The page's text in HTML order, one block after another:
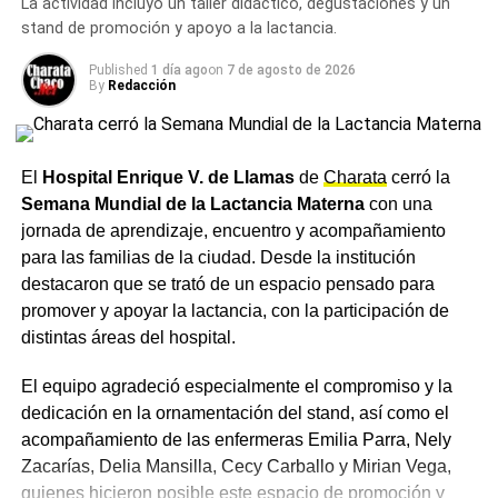
respetar
La guía pone especial énfasis en las normas de
convivencia.
Está prohibido consumir alcohol en la vía
pública
consumió. La edad mínima para comprar y consumir
alcohol es de
21 años , un límite más alto que en
Argentina. Los controles de seguridad en estadios y sitios
turísticos suelen ser estrictos. La Cancillería recomienda
evitar discusiones o enfrentamientos y recuerda que en
distintos estados de EE.UU. la portación de armas es
legal bajo determinadas condiciones: un contexto
diferente al argentino que conviene tener presente.
Cómo ingresar a los estadios
Las entradas deberán exhibirse de forma
digital desde el
teléfono celular.
No serán válidas las capturas de
sostendrá hasta el miércoles, con una máxima de 16,6°C.
El jueves se espera la jornada más fría de la semana, con
una máxima de 13,9°C y una probabilidad de lluvias del
20%, mientras que hacia el viernes y el sábado siguiente
las temperaturas se recuperarían levemente, con una
chance de precipitaciones que treparía al 25% para esa
fecha.
Ante el descenso de temperaturas previsto para los
próximos días, se recomienda a los vecinos de Charata
abrigarse adecuadamente, en especial durante las horas
de la madrugada.
Másnoticias de Charataen
La actividad incluyó un taller didáctico, degustaciones y un
stand de promoción y apoyo a la lactancia.
Published 1 día agoon 7 de agosto de 2026
By Redacción
El Hospital Enrique V. de Llamasde Charata cerró la
Semana Mundial de la Lactancia Maternacon una
jornada de aprendizaje, encuentro y acompañamiento
para las familias de la ciudad. Desde la institución
destacaron que se trató de un espacio pensado para
promover y apoyar la lactancia, con la participación de
distintas áreas del hospital.
El equipo agradeció especialmente el compromiso y la
dedicación en la ornamentación del stand, así como el
acompañamiento de las enfermeras Emilia Parra, Nely
Zacarías, Delia Mansilla, Cecy Carballo y Mirian Vega,
quienes hicieron posible este espacio de promoción y